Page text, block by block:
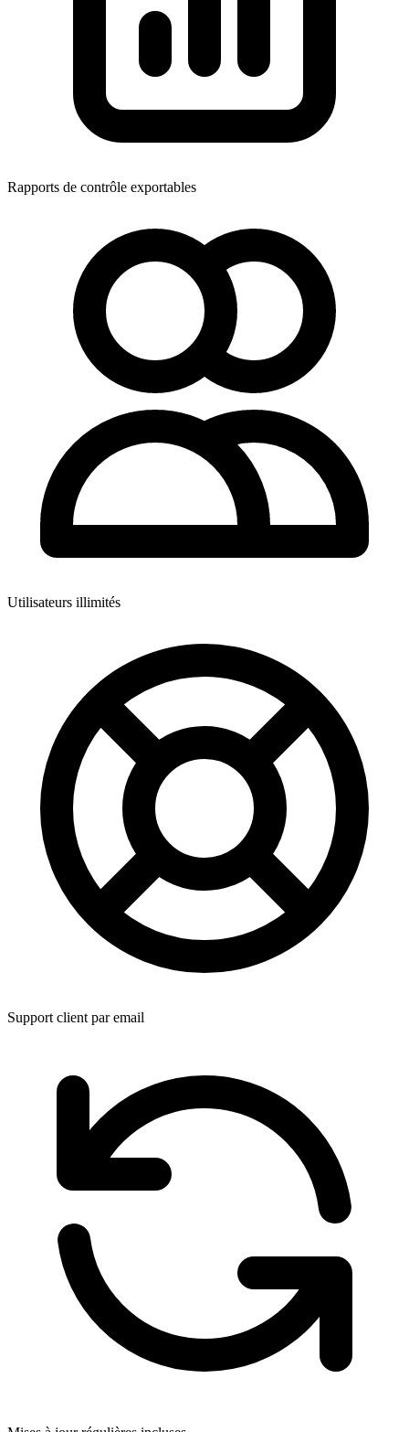
Rapports de contrôle exportables
Utilisateurs illimités
Support client par email